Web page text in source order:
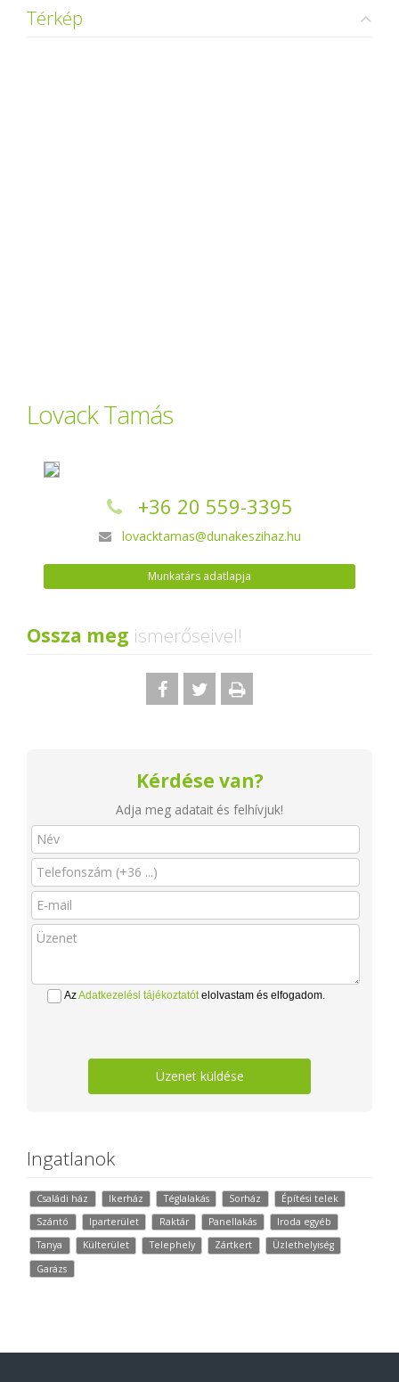
Térkép
Lovack Tamás
+36 20 559-3395
lovacktamas@dunakeszihaz.hu
Munkatárs adatlapja
Ossza meg ismerőseivel!
Kérdése van?
Adja meg adatait és felhívjuk!
AzAdatkezelési tájékoztatótelolvastam és elfogadom.
Üzenet küldése
Ingatlanok
Családi ház Ikerház Téglalakás Sorház
Építési telek
Szántó
Iparterület Raktár Panellakás
Iroda egyéb
Tanya
Külterület Telephely Zártkert
Üzlethelyiség
Garázs